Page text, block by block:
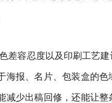
差容忍度以及印刷工艺
海报、名片、包装盒的
减少出稿回修，还能让